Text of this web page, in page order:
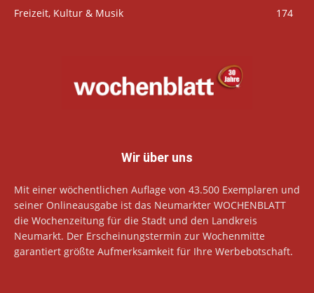
Freizeit, Kultur & Musik
174
Wir über uns
Mit einer wöchentlichen Auflage von 43.500 Exemplaren und
seiner Onlineausgabe ist das Neumarkter WOCHENBLATT
die Wochenzeitung für die Stadt und den Landkreis
Neumarkt. Der Erscheinungstermin zur Wochenmitte
garantiert größte Aufmerksamkeit für Ihre Werbebotschaft.